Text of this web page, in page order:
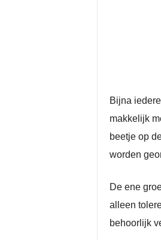
Bijna
makkelijk
beetje op
worden
De ene
alleen
behoorlijk